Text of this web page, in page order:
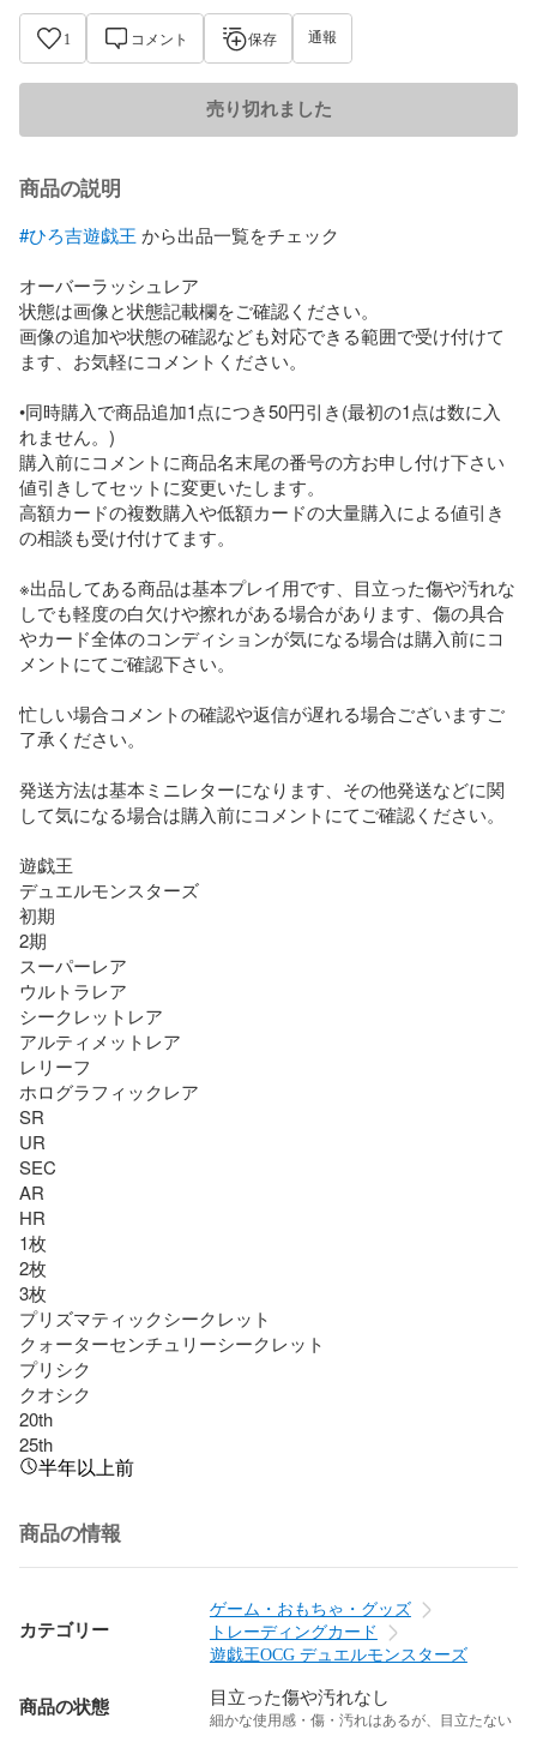
1 コメント 保存 通報
売り切れました
商品の説明
#ひろ吉遊戯王 から出品一覧をチェック
オーバーラッシュレア
状態は画像と状態記載欄をご確認ください。
画像の追加や状態の確認なども対応できる範囲で受け付けて
ます、お気軽にコメントください。
•同時購入で商品追加1点につき50円引き(最初の1点は数に入
れません。)
購入前にコメントに商品名末尾の番号の方お申し付け下さい
値引きしてセットに変更いたします。
高額カードの複数購入や低額カードの大量購入による値引き
の相談も受け付けてます。
※出品してある商品は基本プレイ用です、目立った傷や汚れな
しでも軽度の白欠けや擦れがある場合があります、傷の具合
やカード全体のコンディションが気になる場合は購入前にコ
メントにてご確認下さい。
忙しい場合コメントの確認や返信が遅れる場合ございますご
了承ください。
発送方法は基本ミニレターになります、その他発送などに関
して気になる場合は購入前にコメントにてご確認ください。
遊戯王
デュエルモンスターズ
初期
2期
スーパーレア
ウルトラレア
シークレットレア
アルティメットレア
レリーフ
ホログラフィックレア
SR
UR
SEC
AR
HR
1枚
2枚
3枚
プリズマティックシークレット
クォーターセンチュリーシークレット
プリシク
クオシク
20th
25th
半年以上前
商品の情報
カテゴリー
ゲーム・おもちゃ・グッズ
トレーディングカード
遊戯王OCG デュエルモンスターズ
商品の状態 目立った傷や汚れなし
細かな使用感・傷・汚れはあるが、目立たない